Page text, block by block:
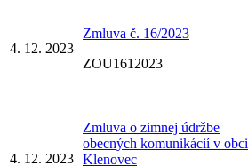
4. 12. 2023
Zmluva č. 16/2023
ZOU1612023
4. 12. 2023
Zmluva o zimnej údržbe
obecných komunikácií v obci
Klenovec